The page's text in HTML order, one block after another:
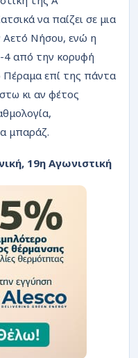
να παίζει σε μια
Αετό Νήσου, ενώ η
4 από την κορυφή
Πέραμα επί της πάντα
κι αν φέτος
μπαράζ.
19η Αγωνιστική